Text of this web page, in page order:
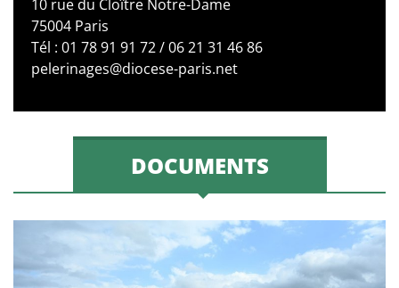
10 rue du Cloître Notre-Dame
75004 Paris
Tél : 01 78 91 91 72 / 06 21 31 46 86
pelerinages@diocese-paris.net
DOCUMENTS